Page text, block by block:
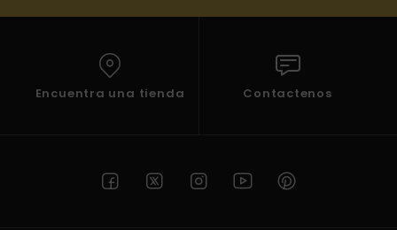
Encuentra una tienda Contactenos